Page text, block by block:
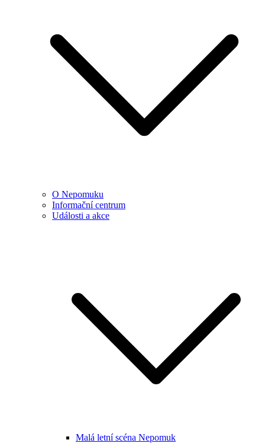
O Nepomuku
Informační centrum
Události a akce
Malá letní scéna Nepomuk